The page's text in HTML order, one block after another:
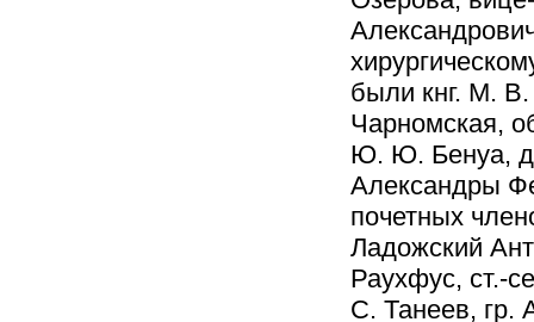
были кнг. М.
Чарномская,
Ю. Ю. Бенуа,
Александры
почетных
Ладожский
Раухфус, ст.-
С. Танеев, гр.